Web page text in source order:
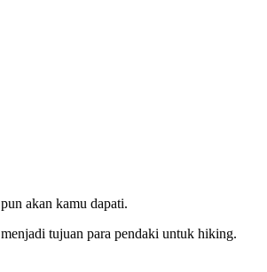
akan kamu dapati.
tujuan para pendaki untuk hiking.